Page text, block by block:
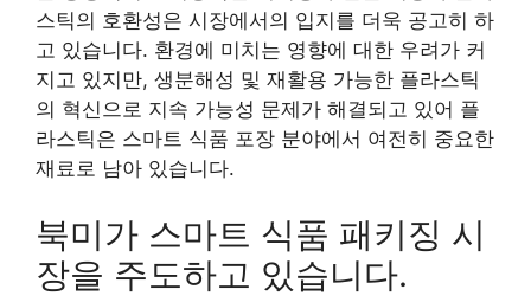
스틱의 호환성은 시장에서의 입지를 더욱 공고히 하
고 있습니다. 환경에 미치는 영향에 대한 우려가 커
지고 있지만, 생분해성 및 재활용 가능한 플라스틱
의 혁신으로 지속 가능성 문제가 해결되고 있어 플
라스틱은 스마트 식품 포장 분야에서 여전히 중요한
재료로 남아 있습니다.
북미가 스마트 식품 패키징 시
장을 주도하고 있습니다.